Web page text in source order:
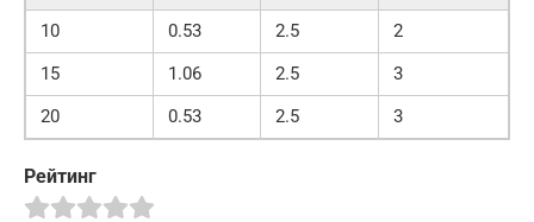
10 0.53 2.5
2
15
1.06 2.5
3
20
0.53 2.5 3
Рейтинг